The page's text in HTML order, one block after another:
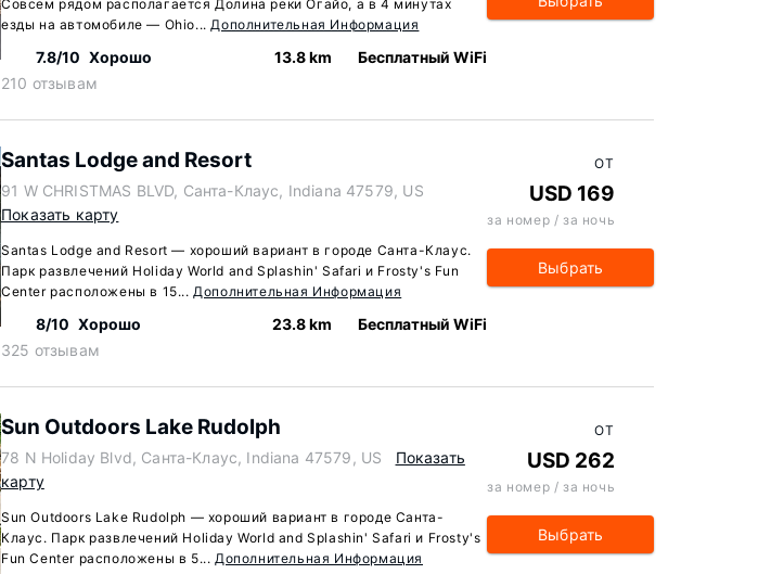
Совсем рядом располагается Долина реки Огайо, а в 4 минутах
езды на автомобиле — Ohio...Дополнительная Информация
7.8/10 Хорошо
210 отзывам
13.8 km Бесплатный WiFi
Santas Lodge and Resort
91 W CHRISTMAS BLVD, Санта-Клаус, Indiana 47579, US
Показать карту
Santas Lodge and Resort — хороший вариант в городе Санта-Клаус.
Парк развлечений Holiday World and Splashin' Safari и Frosty's Fun
Center расположены в 15...Дополнительная Информация
8/10 Хорошо
325 отзывам
23.8 km Бесплатный WiFi
ОТ
USD 169
за номер / за ночь
Выбрать
Sun Outdoors Lake Rudolph
78 N Holiday Blvd, Санта-Клаус, Indiana 47579, US
Показать
карту
Sun Outdoors Lake Rudolph — хороший вариант в городе Санта-
Клаус. Парк развлечений Holiday World and Splashin' Safari и Frosty's
Fun Center расположены в 5... Дополнительная Информация
ОТ
USD 262
за номер / за ночь
Выбрать